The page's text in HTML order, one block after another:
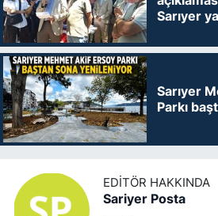
Sarıyer
Sarıyer
Parkı
EDITÖR HAKKINDA
Sariyer Posta